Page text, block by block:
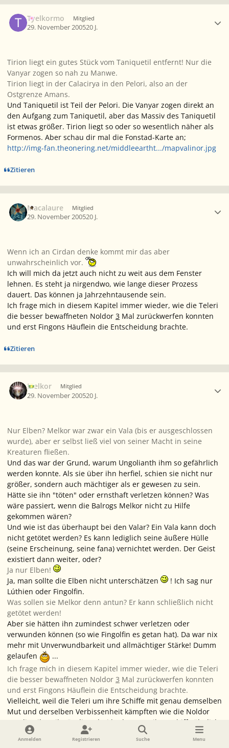
Tyelkormo Mitglied
29. November 200520 J.
Tirion liegt ein gutes Stück vom Taniquetil entfernt! Nur die
Vanyar zogen so nah zu Manwe.
Tirion liegt in der Calacirya in den Pelori, also an der
Ostgrenze Amans.
Und Taniquetil ist Teil der Pelori. Die Vanyar zogen direkt an
den Aufgang zum Taniquetil, aber das Massiv des Taniquetil
ist etwas größer. Tirion liegt so oder so wesentlich näher als
Formenos. Aber schau dir mal die Fonstad-Karte an;
http://img-fan.theonering.net/middleeartht.../mapvalinor.jpg
Zitieren
Macalaure Mitglied
29. November 200520 J.
Wenn ich an Cirdan denke kommt mir das aber
unwahrscheinlich vor.
Ich will mich da jetzt auch nicht zu weit aus dem Fenster
lehnen. Es steht ja nirgendwo, wie lange dieser Prozess
dauert. Das können ja Jahrzehntausende sein.
Ich frage mich in diesem Kapitel immer wieder, wie die Teleri
die besser bewaffneten Noldor 3 Mal zurückwerfen konnten
und erst Fingons Häuflein die Entscheidung brachte.
Zitieren
Melkor Mitglied
29. November 200520 J.
Nur Elben? Melkor war zwar ein Vala (bis er ausgeschlossen
wurde), aber er selbst ließ viel von seiner Macht in seine
Kreaturen fließen.
Und das war der Grund, warum Ungolianth ihm so gefährlich
werden konnte. Als sie über ihn herfiel, schien sie nicht nur
größer, sondern auch mächtiger als er gewesen zu sein.
Hätte sie ihn "töten" oder ernsthaft verletzen können? Was
wäre passiert, wenn die Balrogs Melkor nicht zu Hilfe
gekommen wären?
Und wie ist das überhaupt bei den Valar? Ein Vala kann doch
nicht getötet werden? Es kann lediglich seine äußere Hülle
(seine Erscheinung, seine fana) vernichtet werden. Der Geist
existiert dann weiter, oder?
Ja nur Elben!
Ja, man sollte die Elben nicht unterschätzen
! Ich sag nur
Lúthien oder Fingolfin.
Was sollen sie Melkor denn antun? Er kann schließlich nicht
getötet werden!
Aber sie hätten ihn zumindest schwer verletzen oder
verwunden können (so wie Fingolfin es getan hat). Da war nix
mehr mit Unverwundbarkeit und allmächtiger Stärke! Dumm
gelaufen
...
Ich frage mich in diesem Kapitel immer wieder, wie die Teleri
die besser bewaffneten Noldor 3 Mal zurückwerfen konnten
und erst Fingons Häuflein die Entscheidung brachte.
Vielleicht, weil die Teleri um ihre Schiffe mit genau demselben
Mut und derselben Verbissenheit kämpften wie die Noldor
um die Silmaril. Für die Teleri bedeuteten ihre Schiffe ähnlich
viel. Oder sie hatten einfach nur Glück
Anmelden Registrieren Suche Menu